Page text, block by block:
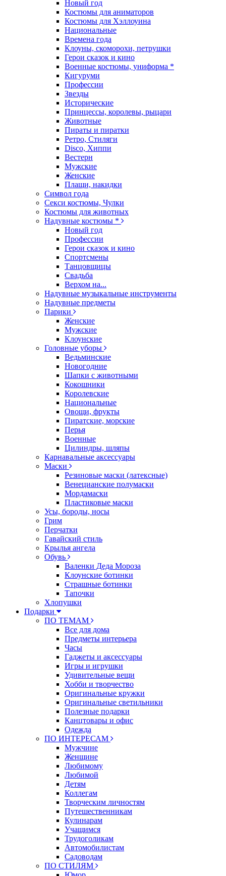
Новый год
Костюмы для аниматоров
Костюмы для Хэллоуина
Национальные
Времена года
Клоуны, скоморохи, петрушки
Герои сказок и кино
Военные костюмы, униформа *
Кигуруми
Профессии
Звезды
Исторические
Принцессы, королевы, рыцари
Животные
Пираты и пиратки
Ретро, Стиляги
Disco, Хиппи
Вестерн
Мужские
Женские
Плащи, накидки
Символ года
Секси костюмы, Чулки
Костюмы для животных
Надувные костюмы *
Новый год
Профессии
Герои сказок и кино
Спортсмены
Танцовщицы
Свадьба
Верхом на...
Надувные музыкальные инструменты
Надувные предметы
Парики
Женские
Мужские
Клоунские
Головные уборы
Ведьминские
Новогодние
Шапки с животными
Кокошники
Королевские
Национальные
Овощи, фрукты
Пиратские, морские
Перья
Военные
Цилиндры, шляпы
Карнавальные аксессуары
Маски
Резиновые маски (латексные)
Венецианские полумаски
Мордамаски
Пластиковые маски
Усы, бороды, носы
Грим
Перчатки
Гавайский стиль
Крылья ангела
Обувь
Валенки Деда Мороза
Клоунские ботинки
Страшные ботинки
Тапочки
Хлопушки
Подарки
ПО ТЕМАМ
Все для дома
Предметы интерьера
Часы
Гаджеты и аксессуары
Игры и игрушки
Удивительные вещи
Хобби и творчество
Оригинальные кружки
Оригинальные светильники
Полезные подарки
Канцтовары и офис
Одежда
ПО ИНТЕРЕСАМ
Мужчине
Женщине
Любимому
Любимой
Детям
Коллегам
Творческим личностям
Путешественникам
Кулинарам
Учащимся
Трудоголикам
Автомобилистам
Садоводам
ПО СТИЛЯМ